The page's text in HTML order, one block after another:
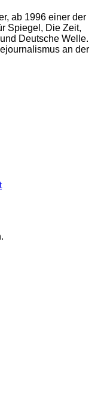
ab 1996 einer der
Spiegel, Die Zeit,
Deutsche Welle.
an der